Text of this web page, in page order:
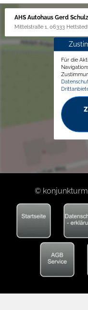
AHS Autohaus Gerd
Mittelstraße 1, 06333
Für die
©